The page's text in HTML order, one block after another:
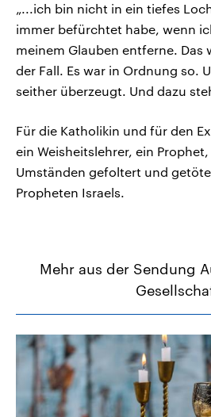
„...ich bin nicht in ein tiefes
immer befürchtet habe, wenn
meinem Glauben entferne. Das
der Fall. Es war in Ordnung so.
seither überzeugt. Und dazu
Für die Katholikin und für den
ein Weisheitslehrer, ein
Umständen gefoltert und
Propheten Israels.
Mehr aus der Sendung